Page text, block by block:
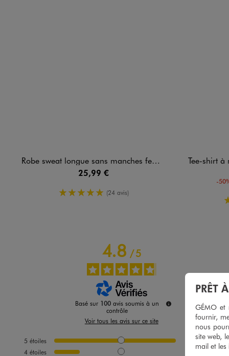
Robe sweat longue sans manches femme
25,99 €
5/5 de moyenne
(24 avis)
Tee-shirt à
-
4.8/5
Basé sur 100 avis soumis à un
contrôle
Voir tous les avis sur ce site
5 étoiles
81
4 étoiles
PRÊT
GÉMO et
fournir,
nous
site web,
mail et les